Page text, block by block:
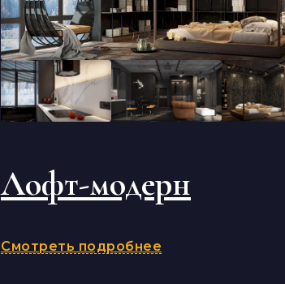
Лофт-модерн
Смотреть подробнее